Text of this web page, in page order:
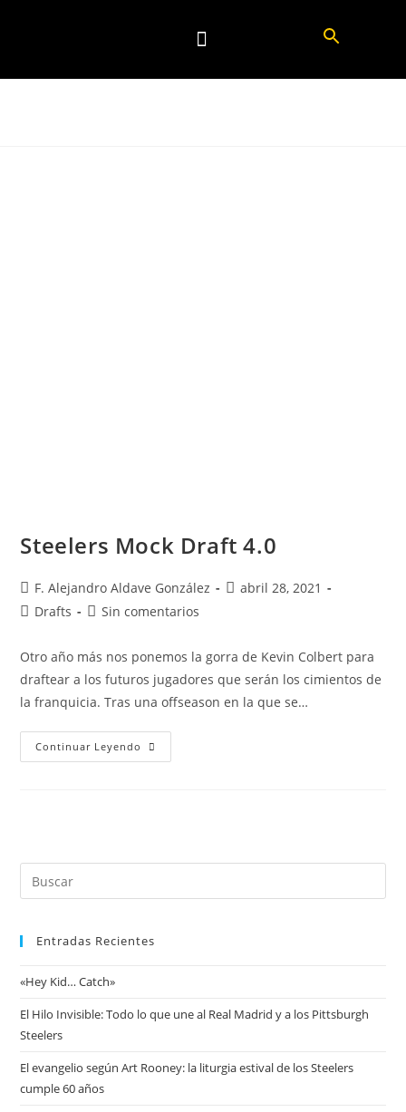
Steelers Mock Draft 4.0
F. Alejandro Aldave González
abril 28, 2021
Drafts
Sin comentarios
Otro año más nos ponemos la gorra de Kevin Colbert para
draftear a los futuros jugadores que serán los cimientos de
la franquicia. Tras una offseason en la que se…
Continuar Leyendo
Entradas Recientes
«Hey Kid… Catch»
El Hilo Invisible: Todo lo que une al Real Madrid y a los Pittsburgh
Steelers
El evangelio según Art Rooney: la liturgia estival de los Steelers
cumple 60 años